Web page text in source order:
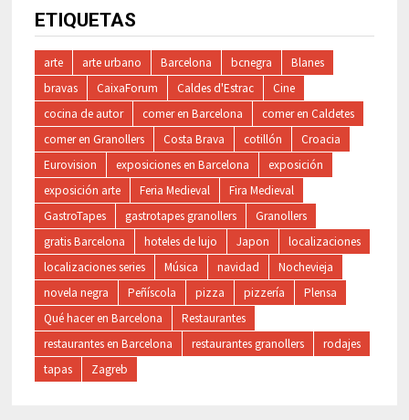
ETIQUETAS
arte arte urbano Barcelona bcnegra
Blanes
bravas
CaixaForum Caldes d'Estrac
Cine
cocina de autor
comer en Barcelona
comer en Caldetes
comer en Granollers
Costa Brava cotillón
Croacia
Eurovision
exposiciones en Barcelona
exposición
exposición arte
Feria Medieval
Fira Medieval
GastroTapes
gastrotapes granollers
Granollers
gratis Barcelona
hoteles de lujo Japon
localizaciones
localizaciones series
Música navidad
Nochevieja
novela negra
Peñíscola pizza pizzería
Plensa
Qué hacer en Barcelona
Restaurantes
restaurantes en Barcelona
restaurantes granollers
rodajes
tapas
Zagreb